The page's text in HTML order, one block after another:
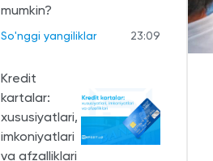
mumkin?
So'nggi yangiliklar 23:09
Kredit
kartalar:
xususiyatlari,
imkoniyatlari
va afzalliklari